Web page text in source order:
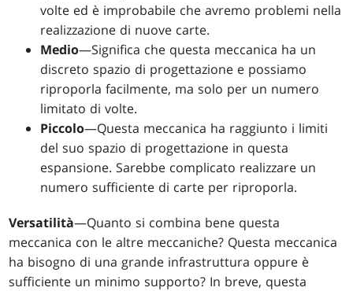
volte ed è improbabile che avremo problemi nella
realizzazione di nuove carte.
Medio—Significa che questa meccanica ha un
discreto spazio di progettazione e possiamo
riproporla facilmente, ma solo per un numero
limitato di volte.
Piccolo—Questa meccanica ha raggiunto i limiti
del suo spazio di progettazione in questa
espansione. Sarebbe complicato realizzare un
numero sufficiente di carte per riproporla.
Versatilità—Quanto si combina bene questa
meccanica con le altre meccaniche? Questa meccanica
ha bisogno di una grande infrastruttura oppure è
sufficiente un minimo supporto? In breve, questa